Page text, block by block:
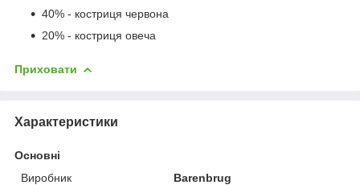
40% - костриця червона
20% - костриця овеча
Приховати
Характеристики
Основні
Виробник
Barenbrug